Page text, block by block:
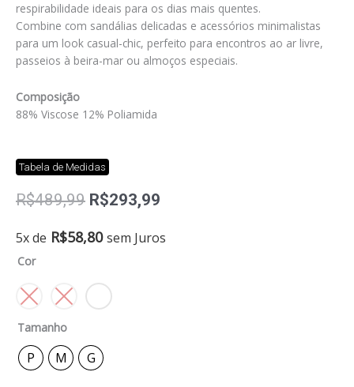
respirabilidade ideais para os dias mais quentes.
Combine com sandálias delicadas e acessórios minimalistas
para um look casual-chic, perfeito para encontros ao ar livre,
passeios à beira-mar ou almoços especiais.
Composição
88% Viscose 12% Poliamida
Tabela de Medidas
R$489,99 O
original
R$293,99
atual
5x de R$58,80 sem Juros
Cor
Tamanho
P M G
Vestido
kamila
quantidade